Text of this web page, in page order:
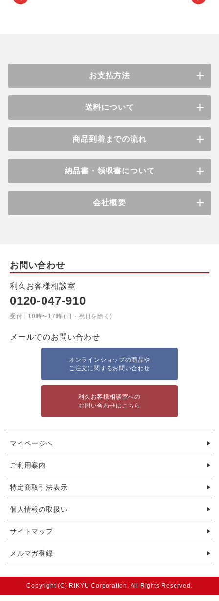
お支払方法
送料について
商品到着までの流れ
納品書・領収書について
会社概要
お問い合わせ
利久お客様相談室
0120-047-910
受付 : 10時〜17時 (日・祝日を除く)
メールでのお問い合わせ
オンラインショップの商品や
ご注文に関するお問い合わせ
利久お客様相談室への
お問い合わせはこちら
マイページへ
ご利用案内
特定商取引法表示
個人情報の取扱い
サイトマップ
メルマガ登録
Copyright (C) RIKYU Corporation. All Rights Reserved.